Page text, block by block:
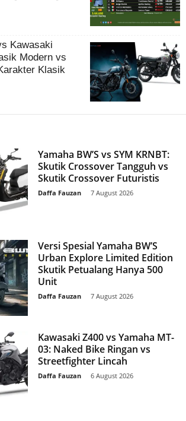
Kawasaki
Modern vs
Klasik
Yamaha BW’S vs SYM KRNBT:
Skutik Crossover Tangguh vs
Skutik Crossover Futuristis
Daffa Fauzan 7 August 2026
Versi Spesial Yamaha BW’S
Urban Explore Limited Edition
Skutik Petualang Hanya 500
Unit
Daffa Fauzan 7 August 2026
Kawasaki Z400 vs Yamaha MT-
03: Naked Bike Ringan vs
Streetfighter Lincah
Daffa Fauzan 6 August 2026